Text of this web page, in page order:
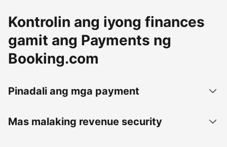
Kontrolin ang iyong finances
gamit ang Payments ng
Booking.com
Pinadali ang mga payment
Mas malaking revenue security